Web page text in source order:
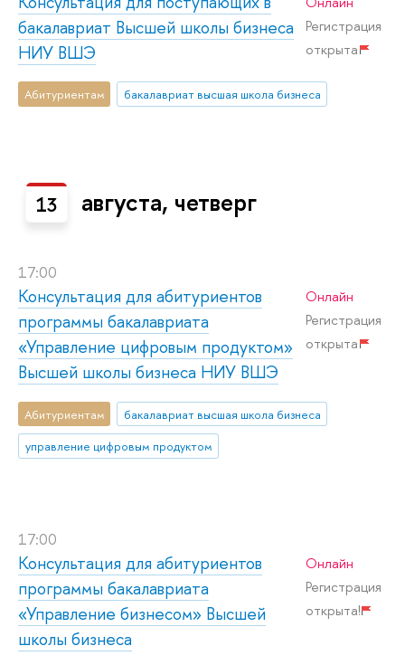
Регистрация
открыта
бакалавриат Высшей школы бизнеса
НИУ ВШЭ
Абитуриентам бакалавриат высшая школа бизнеса
13 августа, четверг
17:00
Онлайн
Регистрация
открыта
Консультация для абитуриентов
программы бакалавриата
«Управление цифровым продуктом»
Высшей школы бизнеса НИУ ВШЭ
Абитуриентам
бакалавриат высшая школа бизнеса
управление цифровым продуктом
17:00
Онлайн
Регистрация
открыта!
Консультация для абитуриентов
программы бакалавриата
«Управление бизнесом» Высшей
школы бизнеса